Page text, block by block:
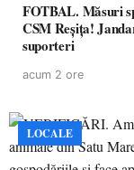
FOTBAL. Măsuri
CSM Reșița!
suporteri
acum 2 ore
LOCALE